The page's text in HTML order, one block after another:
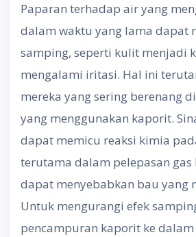
Paparan terhadap air yang
dalam waktu yang lama dapat
samping, seperti kulit menjadi
mengalami iritasi. Hal ini
mereka yang sering berenang
yang menggunakan kaporit.
dapat memicu reaksi kimia
terutama dalam pelepasan gas
dapat menyebabkan bau yang
Untuk mengurangi efek
pencampuran kaporit ke